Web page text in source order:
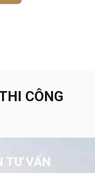
CÔNG
TƯ VẤN